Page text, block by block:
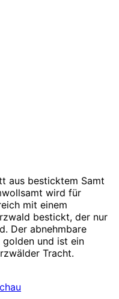
aus besticktem Samt
wird für
mit einem
bestickt, der nur
Der abnehmbare
und ist ein
Tracht.